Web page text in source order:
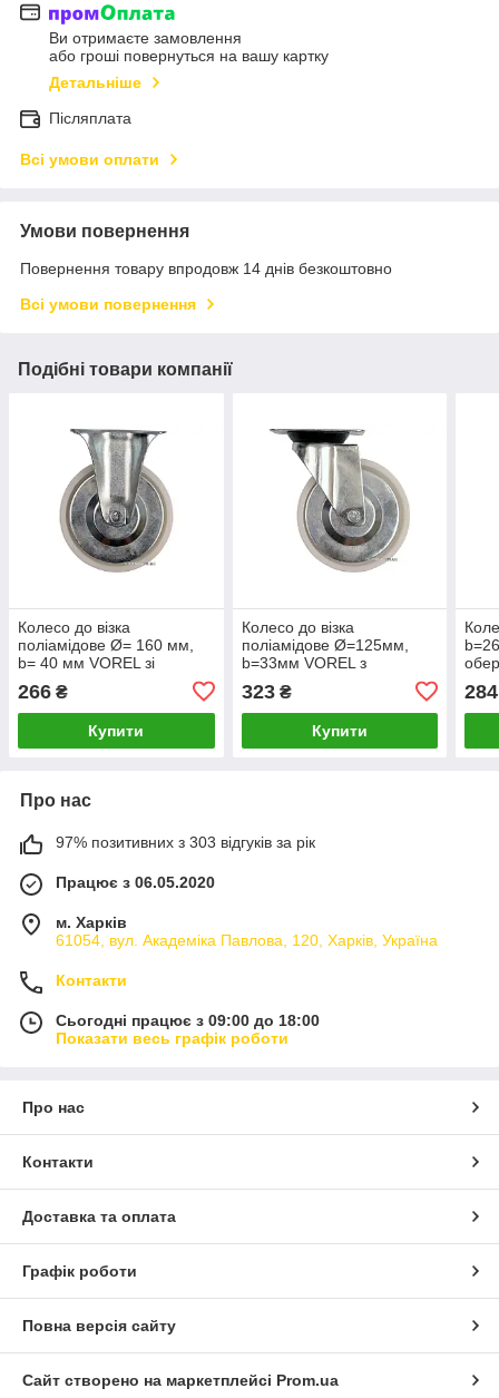
Ви отримаєте замовлення
або гроші повернуться на вашу картку
Детальніше
Післяплата
Всі умови оплати
Умови повернення
Повернення товару впродовж 14 днів безкоштовно
Всі умови повернення
Подібні товари компанії
Колесо до візка
поліамідове Ø= 160 мм,
b= 40 мм VOREL зі
штивною опорою;h= 195
мм,навант.-130 кг(DW)
266 ₴
Купити
Колесо до візка
поліамідове Ø=125мм,
b=33мм VOREL з
обертовою опорою; h=155
мм, навант.- 100 кг [26]
323₴
Купити
284
Про нас
97% позитивних з 303 відгуків за рік
Працює з 06.05.2020
м. Харків
61054, вул. Академіка Павлова, 120, Харків, Україна
Контакти
Сьогодні працює з 09:00 до 18:00
Показати весь графік роботи
Про нас
Контакти
Доставка та оплата
Графік роботи
Повна версія сайту
Сайт створено на маркетплейсі Prom.ua